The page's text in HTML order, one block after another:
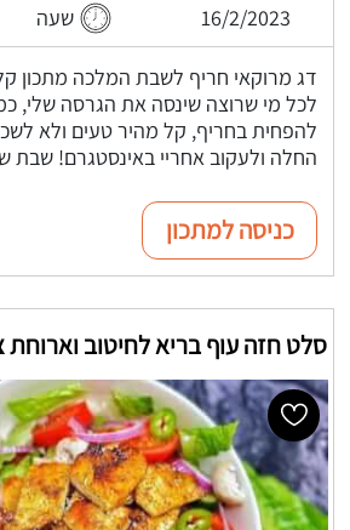
16/2/2023 שעה
דג מרוקאי חריף לשבת המלכה מתכון
לכל מי שרוצה שינסה את הגרסה שלי,
להפחית בחריף, קל מהיר טעים ולא
החלה ולעקוב אחריי באינסטגרם! שבת
כניסה למתכון
סלט חזה עוף בריא לחיטוב וארוחת